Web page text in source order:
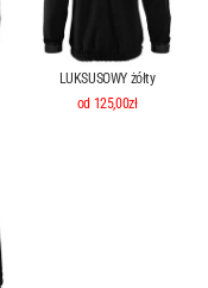
LUKSUSOWY żółty
od 125,00zł